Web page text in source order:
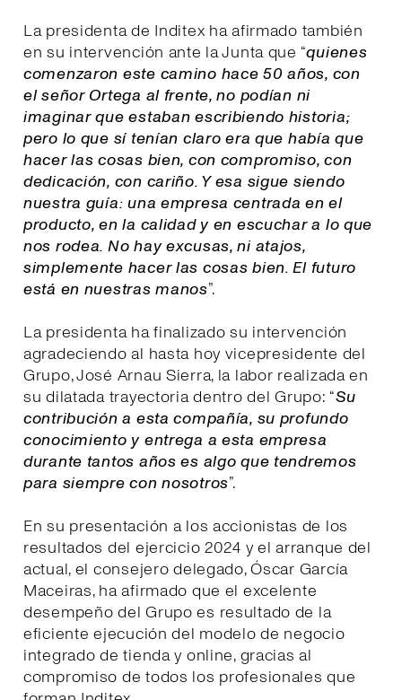
La presidenta de Inditex ha afirmado también
en su intervención ante la Junta que “quienes
comenzaron este camino hace 50 años, con
el señor Ortega al frente, no podían ni
imaginar que estaban escribiendo historia;
pero lo que sí tenían claro era que había que
hacer las cosas bien, con compromiso, con
dedicación, con cariño. Y esa sigue siendo
nuestra guía: una empresa centrada en el
producto, en la calidad y en escuchar a lo que
nos rodea. No hay excusas, ni atajos,
simplemente hacer las cosas bien. El futuro
está en nuestras manos”.
La presidenta ha finalizado su intervención
agradeciendo al hasta hoy vicepresidente del
Grupo, José Arnau Sierra, la labor realizada en
su dilatada trayectoria dentro del Grupo: “Su
contribución a esta compañía, su profundo
conocimiento y entrega a esta empresa
durante tantos años es algo que tendremos
para siempre con nosotros”.
En su presentación a los accionistas de los
resultados del ejercicio 2024 y el arranque del
actual, el consejero delegado, Óscar García
Maceiras, ha afirmado que el excelente
desempeño del Grupo es resultado de la
eficiente ejecución del modelo de negocio
integrado de tienda y online, gracias al
compromiso de todos los profesionales que